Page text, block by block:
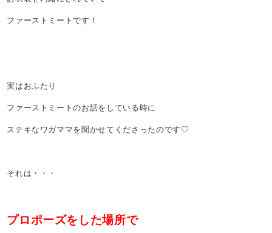
ファーストミートです！
実はおふたり
ファーストミートのお話をしている時に
ステキなワガママを聞かせてくださったのです♡
それは・・・
プロポーズをした場所で